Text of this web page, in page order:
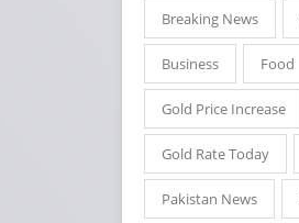
Breaking News
Business Food
Gold Price Increase
Gold Rate Today
Pakistan News